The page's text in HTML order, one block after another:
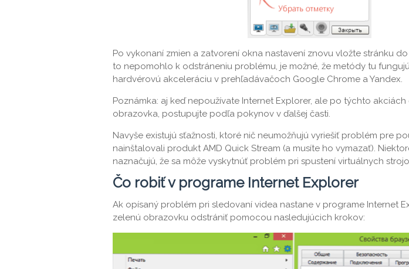
Po vykonaní zmien a zatvorení okna nastavení znovu vložte stránku
to nepomohlo k odstráneniu problému, je možné, že metódy tu
hardvérovú akceleráciu v prehľadávačoch Google Chrome a Yandex.
Poznámka: aj keď nepoužívate Internet Explorer, ale po týchto
obrazovka, postupujte podľa pokynov v ďalšej časti.
Navyše existujú sťažnosti, ktoré nič neumožňujú vyriešiť problém pre
nainštalovali produkt AMD Quick Stream (a musíte ho vymazať).
naznačujú, že sa môže vyskytnúť problém pri spustení virtuálnych
Čo robiť v programe Internet Explorer
Ak opísaný problém pri sledovaní videa nastane v programe Internet
zelenú obrazovku odstrániť pomocou nasledujúcich krokov: